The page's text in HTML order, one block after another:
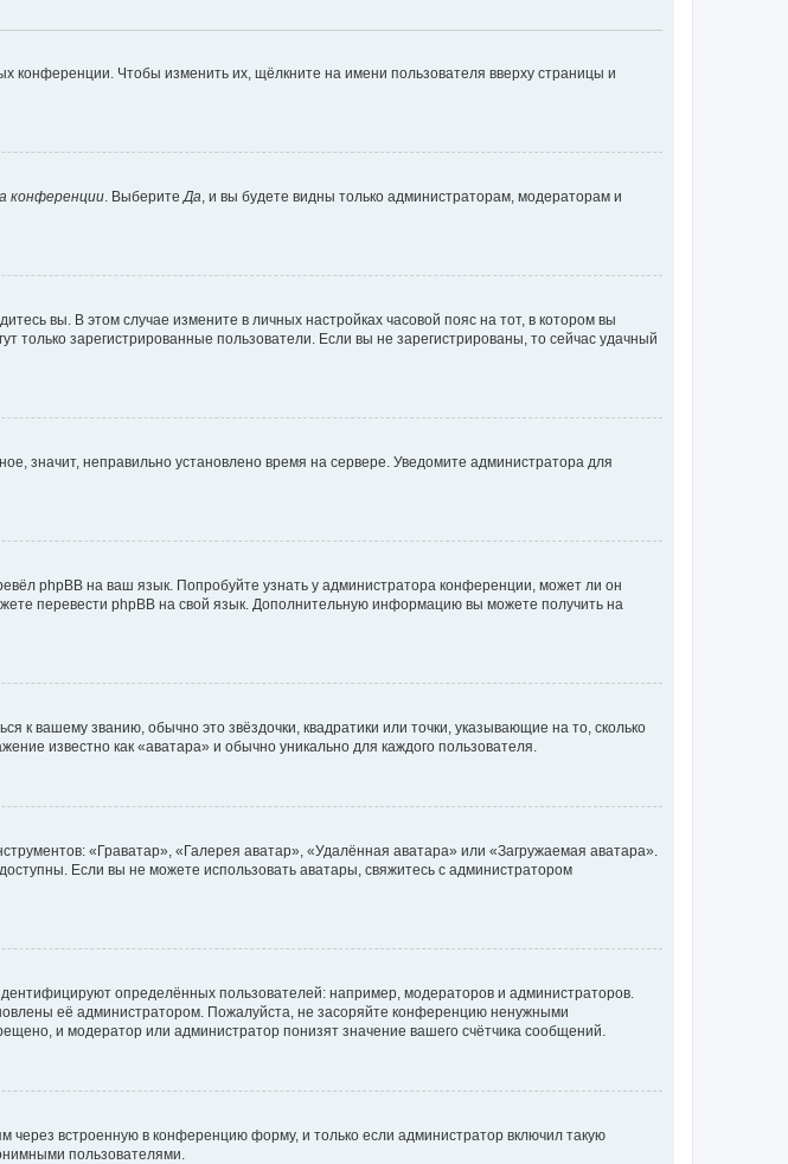
конференции. Чтобы изменить их, щёлкните на имени пользователя вверху страницы и
конференции . Выберите Да , и вы будете видны только администраторам, модераторам и
вы. В этом случае измените в личных настройках часовой пояс на тот, в котором вы
только зарегистрированные пользователи. Если вы не зарегистрированы, то сейчас удачный
значит, неправильно установлено время на сервере. Уведомите администратора для
phpBB на ваш язык. Попробуйте узнать у администратора конференции, может ли он
перевести phpBB на свой язык. Дополнительную информацию вы можете получить на
к вашему званию, обычно это звёздочки, квадратики или точки, указывающие на то, сколько
известно как «аватара» и обычно уникально для каждого пользователя.
«Граватар», «Галерея аватар», «Удалённая аватара» или «Загружаемая аватара».
Если вы не можете использовать аватары, свяжитесь с администратором
определённых пользователей: например, модераторов и администраторов.
её администратором. Пожалуйста, не засоряйте конференцию ненужными
и модератор или администратор понизят значение вашего счётчика сообщений.
через встроенную в конференцию форму, и только если администратор включил такую
пользователями.